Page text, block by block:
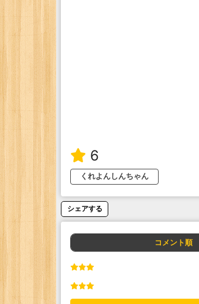
6
くれよんしんちゃん
シェアする
コメント順